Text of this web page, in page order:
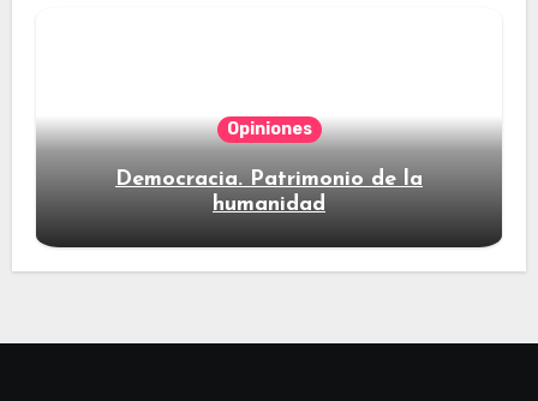
Opiniones
Democracia. Patrimonio de la
humanidad